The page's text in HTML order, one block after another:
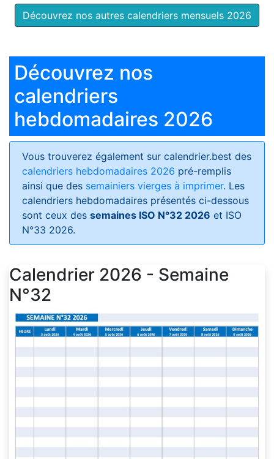
Découvrez nos autres calendriers mensuels 2026
Découvrez nos
calendriers
hebdomadaires 2026
Vous trouverez également sur calendrier.best des
calendriers hebdomadaires 2026 pré-remplis
ainsi que des semainiers vierges à imprimer. Les
calendriers hebdomadaires présentés ci-dessous
sont ceux des semaines ISO N°32 2026 et ISO
N°33 2026.
Calendrier 2026 - Semaine
N°32